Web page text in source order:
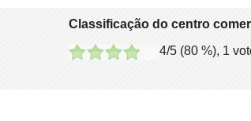
Classificação do centro
4/5 (80 %), 1